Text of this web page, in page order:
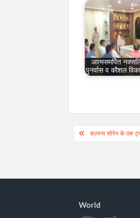
आत्मसमर्पित
पुनर्वास व कौशल
Postकल्पना सोरेन के एक
World